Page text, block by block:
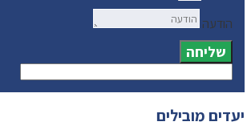
הודעה
שליחה
יעדים מובילים